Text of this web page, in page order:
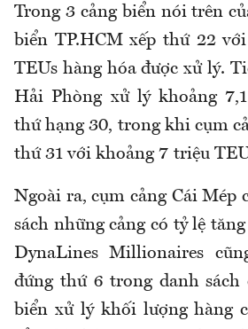
Trong 3 cảng biển nói trên
biển TP.HCM xếp thứ 22
TEUs hàng hóa được xử lý.
Hải Phòng xử lý khoảng
thứ hạng 30, trong khi cụm
thứ 31 với khoảng 7 triệu
Ngoài ra, cụm cảng Cái Mép
sách những cảng có tỷ lệ
DynaLines Millionaires
đứng thứ 6 trong danh sách
biển xử lý khối lượng hàng